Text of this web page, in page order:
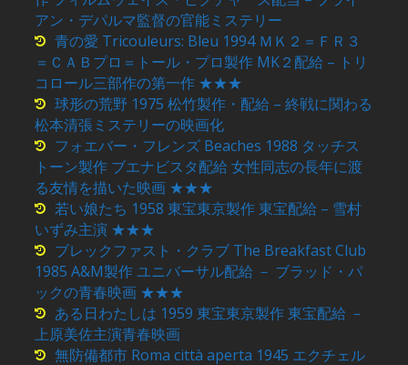
アン・デパルマ監督の官能ミステリー
青の愛 Tricouleurs: Bleu 1994 ＭＫ２＝ＦＲ３
＝ＣＡＢプロ＝トール・プロ製作 MK２配給 – トリ
コロール三部作の第一作 ★★★
球形の荒野 1975 松竹製作・配給 – 終戦に関わる
松本清張ミステリーの映画化
フォエバー・フレンズ Beaches 1988 タッチス
トーン製作 ブエナビスタ配給 女性同志の長年に渡
る友情を描いた映画 ★★★
若い娘たち 1958 東宝東京製作 東宝配給 – 雪村
いずみ主演 ★★★
ブレックファスト・クラブ The Breakfast Club
1985 A&M製作 ユニバーサル配給 － ブラッド・パ
ックの青春映画 ★★★
ある日わたしは 1959 東宝東京製作 東宝配給 －
上原美佐主演青春映画
無防備都市 Roma città aperta 1945 エクチェル